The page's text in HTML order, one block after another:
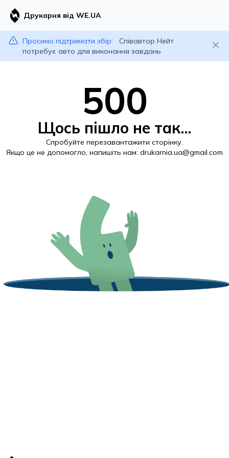
Друкарня від WE.UA
Просимо підтримати збір:
Співавтор Нейт
потребує авто для виконання завдань
500
Щось пішло не так...
Спробуйте перезавантажити сторінку.
Якщо це не допомогло, напишіть нам: drukarnia.ua@gmail.com